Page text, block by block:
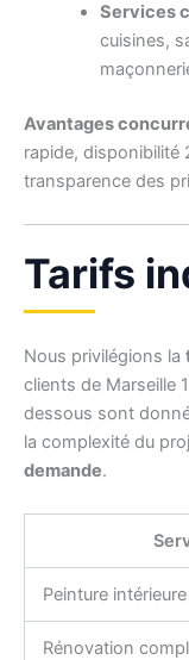
Services
cuisines,
Avantages
rapide, disponibilité
transparence des
Tarifs
Nous privilégions la
clients de Marseille
dessous sont
la complexité du
demande.
Peinture intérieure
Rénovation